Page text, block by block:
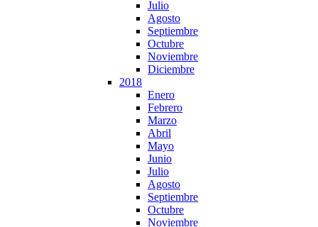
Julio
Agosto
Septiembre
Octubre
Noviembre
Diciembre
2018
Enero
Febrero
Marzo
Abril
Mayo
Junio
Julio
Agosto
Septiembre
Octubre
Noviembre